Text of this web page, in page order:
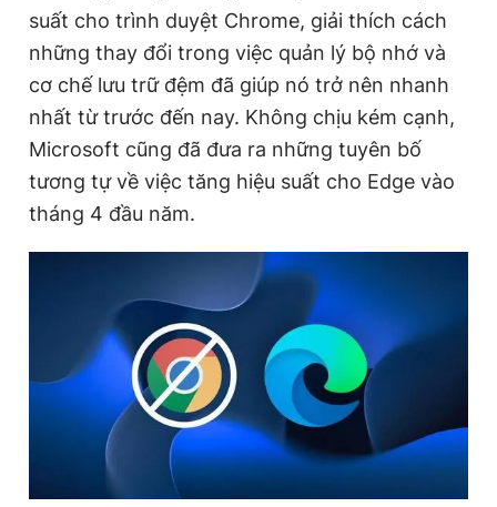
Theo dõi báo trên
Hotline
0906 645 777
Liên hệ quảng cáo
0908 780 404
Đặt báo Quảng cáo
Tổng biên tập: Nguyễn Ngọc Toàn
Phó tổng biên tập thường trực: Hải Thành
Phó tổng biên tập: Lâm Hiếu Dũng
Phó tổng biên tập: Trần Việt Hưng
Tổng thư ký tòa soạn: Đức Trung
Giấy phép xuất bản số 110/GP - BTTTT cấp ngày 24.3.2020
© 2003-2026 Bản quyền thuộc về Báo Thanh Niên. Cấm sao
chép dưới mọi hình thức nếu không có sự chấp thuận bằng văn
bản. Phát triển bởi ePi Technologies, JSC.
suất cho trình duyệt Chrome, giải thích cách
những thay đổi trong việc quản lý bộ nhớ và
cơ chế lưu trữ đệm đã giúp nó trở nên nhanh
nhất từ trước đến nay. Không chịu kém cạnh,
Microsoft cũng đã đưa ra những tuyên bố
tương tự về việc tăng hiệu suất cho Edge vào
tháng 4 đầu năm.